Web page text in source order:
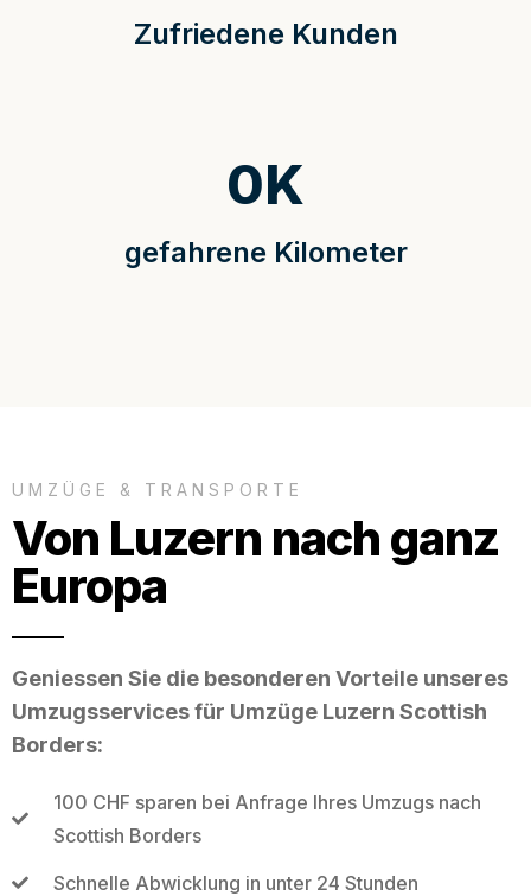
Zufriedene Kunden
gefahrene Kilometer
0K
UMZÜGE & TRANSPORTE
Von Luzern nach ganz
Europa
Geniessen Sie die besonderen Vorteile unseres
Umzugsservices für Umzüge Luzern Scottish
Borders:
100 CHF sparen bei Anfrage Ihres Umzugs nach
Scottish Borders
Schnelle Abwicklung in unter 24 Stunden